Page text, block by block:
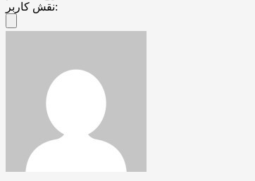
نقش کاربر: